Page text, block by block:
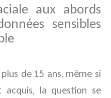
aux abords
sensibles
de 15 ans, même si
la question se